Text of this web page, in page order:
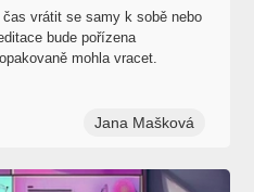
vrátit se samy k sobě nebo
bude pořízena
mohla vracet.
Jana Mašková